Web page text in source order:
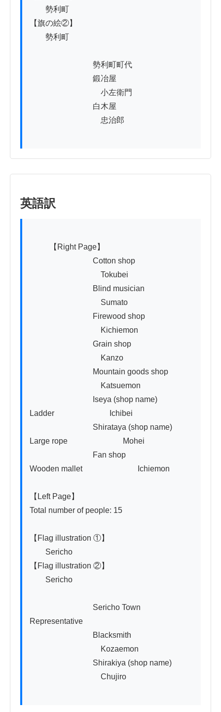
勢利町
【旗の絵②】
勢利町
勢利町町代
鍛冶屋
小左衛門
白木屋
忠治郎
英語訳
Cotton shop
Tokubei
Blind musician
Sumato
Firewood shop
Kichiemon
Grain shop
Kanzo
Mountain goods shop
Katsuemon
Iseya (shop name)
Ladder　　　　　　　Ichibei
Shirataya (shop name)
Large rope　　　　　　　Mohei
Fan shop
Wooden mallet　　　　　　　Ichiemon
【Left Page】
Total number of people: 15
【Flag illustration ①】
Sericho
【Flag illustration ②】
Sericho
Sericho Town
Representative
Blacksmith
Kozaemon
Shirakiya (shop name)
Chujiro